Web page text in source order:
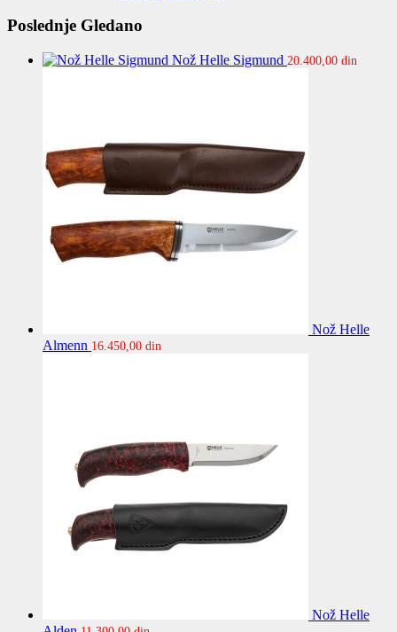
Poslednje Gledano
Nož Helle Sigmund 20.400,00 din
Nož Helle
Almenn 16.450,00 din
Nož Helle